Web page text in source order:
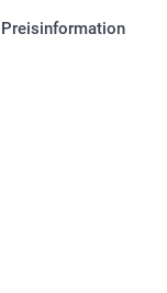
Preisinformation